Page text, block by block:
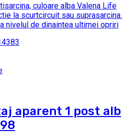
culoare alba Valena Life
la scurtcircuit sau suprasarcina.
nivelul de dinaintea ultimei opriri
aparent 1 post alb